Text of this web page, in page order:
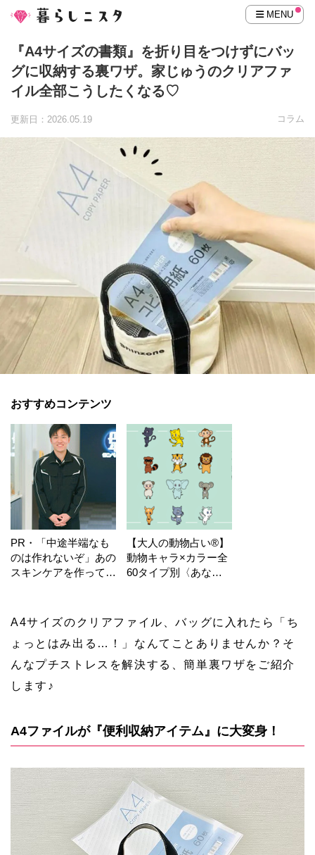
MENU
『A4サイズの書類』を折り目をつけずにバッ
グに収納する裏ワザ。家じゅうのクリアファ
イル全部こうしたくなる♡
更新日：2026.05.19 コラム
おすすめコンテンツ
PR・「中途半端なも
のは作れないぞ」あの
スキンケアを作ってい
【大人の動物占い®】
動物キャラ×カラー全
60タイプ別〈あなた
A4サイズのクリアファイル、バッグに入れたら「ち
ょっとはみ出る…！」なんてことありませんか？そ
んなプチストレスを解決する、簡単裏ワザをご紹介
します♪
A4ファイルが『便利収納アイテム』に大変身！